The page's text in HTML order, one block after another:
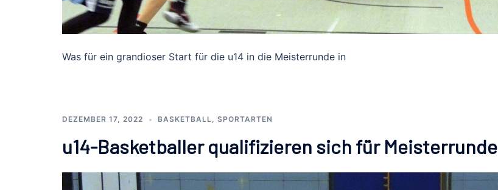
Was für ein grandioser Start für die u14 in die Meisterrunde in
DEZEMBER 17, 2022 BASKETBALL SPORTARTEN
u14-Basketballer qualifizieren sich für Meisterrunde